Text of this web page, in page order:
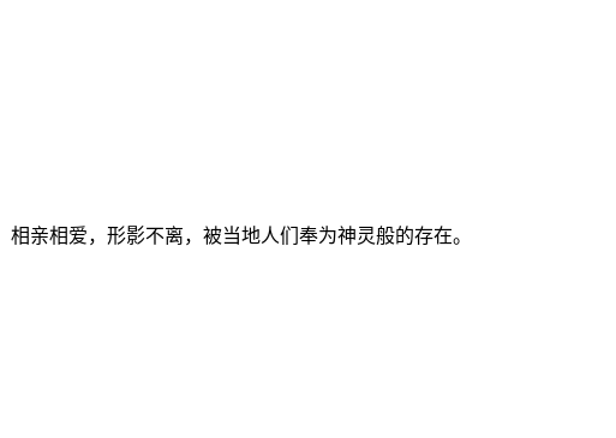
亲相爱，形影不离，被当地人们奉为神灵般的存在。